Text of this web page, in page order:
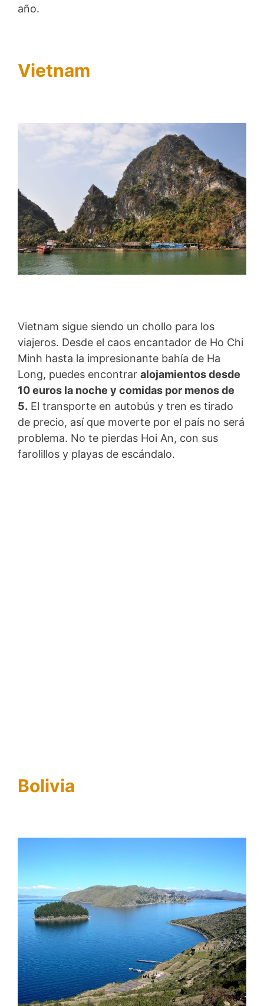
año.
Vietnam
Vietnam sigue siendo un chollo para los
viajeros. Desde el caos encantador de Ho Chi
Minh hasta la impresionante bahía de Ha
Long, puedes encontrar alojamientos desde
10 euros la noche y comidas por menos de
5. El transporte en autobús y tren es tirado
de precio, así que moverte por el país no será
problema. No te pierdas Hoi An, con sus
farolillos y playas de escándalo.
Bolivia